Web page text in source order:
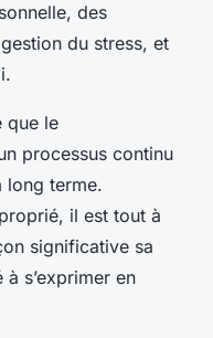
des
du stress, et
que le
processus continu
long terme.
il est tout à
significative sa
s’exprimer en